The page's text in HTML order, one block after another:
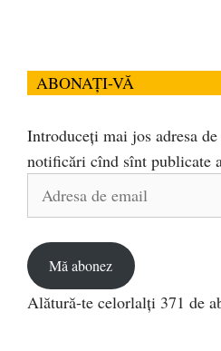
ABONAȚI-VĂ
Introduceți mai jos adresa
notificări cînd sînt publicate
Adresa
Mă abonez
Alătură-te celorlalți 371 de